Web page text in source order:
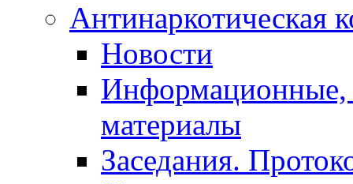
Антинаркотическая
Новости
Информационные,
материалы
Заседания.